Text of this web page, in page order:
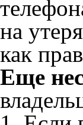
на
как
Еще